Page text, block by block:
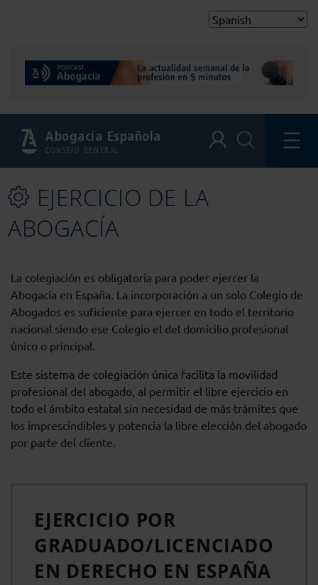
Abogacía Española
CONSEJO GENERAL
EJERCICIO DE LA
ABOGACÍ­A
La colegiación es obligatoria para poder ejercer la
Abogacía en España. La incorporación a un solo Colegio de
Abogados es suficiente para ejercer en todo el territorio
nacional siendo ese Colegio el del domicilio profesional
único o principal.
Este sistema de colegiación única facilita la movilidad
profesional del abogado, al permitir el libre ejercicio en
todo el ámbito estatal sin necesidad de más trámites que
los imprescindibles y potencia la libre elección del abogado
por parte del cliente.
EJERCICIO POR
GRADUADO/LICENCIADO
EN DERECHO EN ESPAÑA